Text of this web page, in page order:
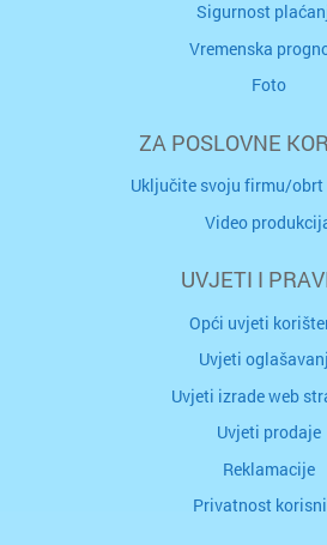
Sigurnost
Vremenska
Foto
ZA POSLOVNE
Uključite svoju firmu/obrt
Video
UVJETI I
Opći uvjeti
Uvjeti
Uvjeti izrade web
Uvjeti prodaje
Reklamacije
Privatnost